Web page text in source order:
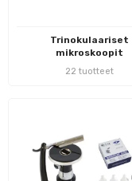
Trinokulaariset
mikroskoopit
22 tuotteet